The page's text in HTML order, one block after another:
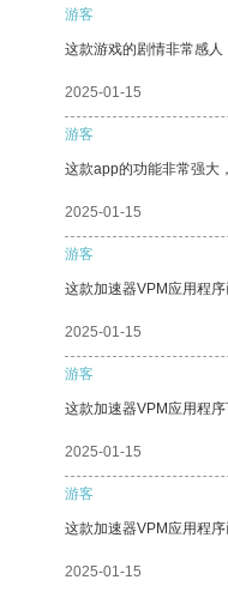
游客
这款游戏的剧情非常感人
2025-01-15
游客
这款app的功能非常强大
2025-01-15
游客
这款加速器VPM应用程
2025-01-15
游客
这款加速器VPM应用程
2025-01-15
游客
这款加速器VPM应用程
2025-01-15